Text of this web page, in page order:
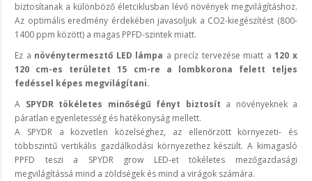
biztosítanak a különböző életciklusban lévő növények megvilágításhoz.
Az optimális eredmény érdekében javasoljuk a CO2-kiegészítést (800-
1400 ppm között) a magas PPFD-szintek miatt.
Ez a növénytermesztő LED lámpa a precíz tervezése miatt a 120 x
120 cm-es területet 15 cm-re a lombkorona felett teljes
fedéssel képes megvilágítani.
A SPYDR tökéletes minőségű fényt biztosít a növényeknek a
páratlan egyenletesség és hatékonyság mellett.
A SPYDR a közvetlen közelséghez, az ellenőrzött környezeti- és
többszintű vertikális gazdálkodási környezethez készült. A kimagasló
PPFD teszi a SPYDR grow LED-et tökéletes mezőgazdasági
megvilágítássá mind a zöldségek és mind a virágok számára.